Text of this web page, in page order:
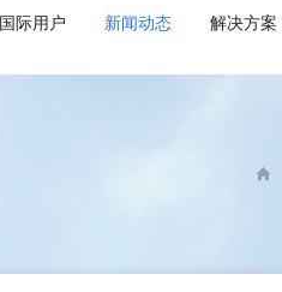
国际用户 新闻动态 解决方案